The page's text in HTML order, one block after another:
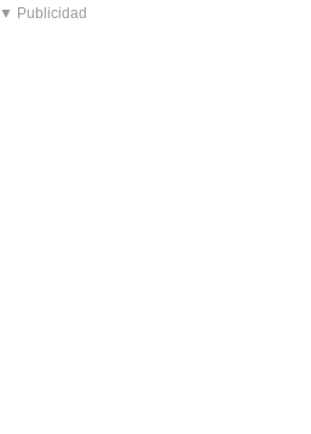
▼ Publicidad